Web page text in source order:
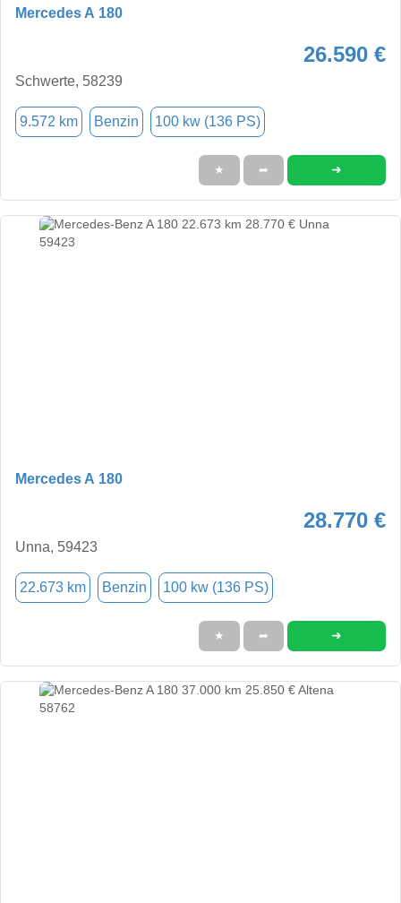
Mercedes A 180
26.590 €
Schwerte, 58239
9.572 km Benzin 100 kw (136 PS)
★ ➦ ➜
Mercedes A 180
28.770 €
Unna, 59423
22.673 km Benzin 100 kw (136 PS)
★ ➦ ➜